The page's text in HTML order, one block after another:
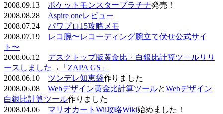
2008.09.13 ポケットモンスタープラチナ発売！
2008.08.28 Aspire oneレビュー
2008.07.24 パワプロ15攻略メモ
2008.07.19
レコ腕〜レコーディング腕立て伏せ公式サイ
ト〜
2008.06.12 デスクトップ版黄金比・白銀比計算ツールリリ
ースしました →
「ZAPA GS」
2008.06.10 ツンデレ知恵袋作りました
2008.06.08 Webデザイン黄金比計算ツールとWebデザイン
白銀比計算ツール作りました
2008.04.06 マリオカートWii攻略Wiki始めました！